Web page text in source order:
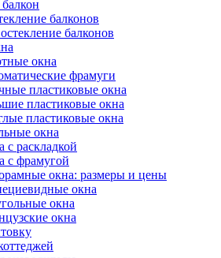
балконов
балконов
окна
фрамуги
пластиковые окна
пластиковые окна
пластиковые окна
окна
с раскладкой
с фрамугой
окна: размеры и цены
окна
окна
окна